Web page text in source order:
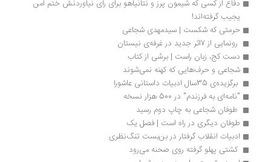
یجیب گرفته‌اند!
حرمتی که شکست | سیدمهدی شجاعی
رونمایی از 7اثر جدید در غرفه‌ی نیستان
دست کج، زبان راست | برشی از کتاب
شجاعی و حرف‌هایی که کهنه نمی‌شوند
برگزیده‌ی 35سال ادبیات داستانی عاشورا
"نامه‌ای به فرزندم" در 500 هزار نسخه
طوفان شجاعی به چاپ دوم رسید
طوفان دیگری در راه است | فصل یک
ادبیات انقلاب گرفتار در بن‌بست تنگ‌نظری
کشتی پهلو گرفته روی صحنه می‌رود